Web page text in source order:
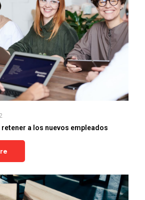
a los nuevos empleados